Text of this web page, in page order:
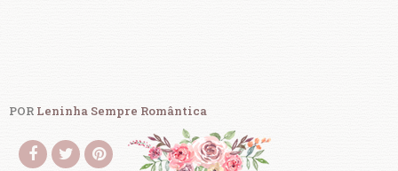
POR Leninha Sempre Romântica